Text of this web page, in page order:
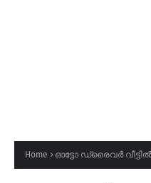
Home ഓട്ടോ ഡ്രൈവർ വീട്ടിൽ